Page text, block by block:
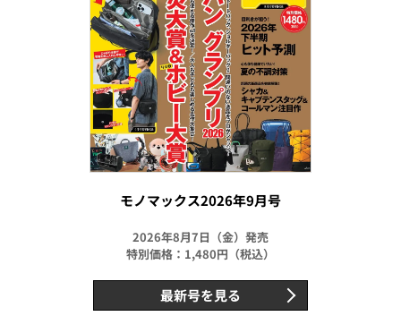
モノマックス2026年9月号
2026年8月7日（金）発売
特別価格：1,480円（税込）
最新号を見る